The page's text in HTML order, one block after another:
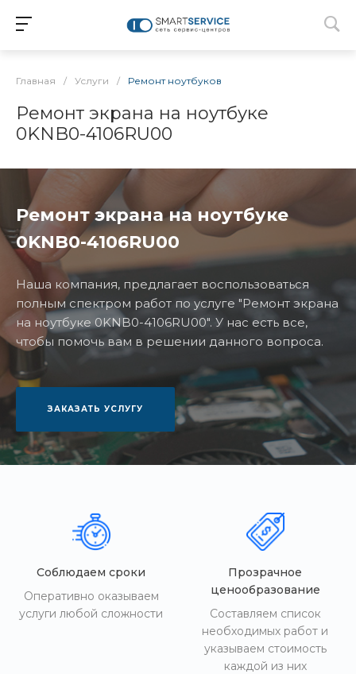
Главная / Услуги / Ремонт ноутбуков
Ремонт экрана на ноутбуке
0KNB0-4106RU00
Ремонт экрана на ноутбуке
0KNB0-4106RU00
Наша компания, предлагает воспользоваться
полным спектром работ по услуге "Ремонт экрана
на ноутбуке 0KNB0-4106RU00". У нас есть все,
чтобы помочь вам в решении данного вопроса.
ЗАКАЗАТЬ УСЛУГУ
Соблюдаем сроки
Оперативно оказываем
услуги любой сложности
Прозрачное
ценообразование
Составляем список
необходимых работ и
указываем стоимость
каждой из них